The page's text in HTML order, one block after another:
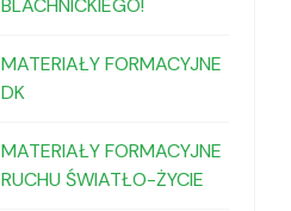
BLACHNICKIEGO!
MATERIAŁY FORMACYJNE
DK
MATERIAŁY FORMACYJNE
RUCHU ŚWIATŁO-ŻYCIE